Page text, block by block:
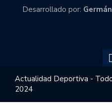
Desarrollado por:
Actualidad Deportiva -
2024